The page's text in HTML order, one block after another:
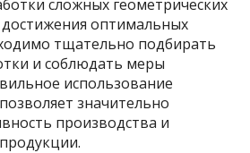
сложных геометрических
оптимальных
тщательно подбирать
и соблюдать меры
использование
значительно
производства и